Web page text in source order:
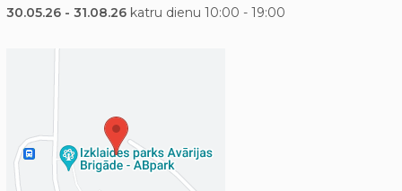
30.05.26 - 31.08.26 katru dienu 10:00 - 19:00